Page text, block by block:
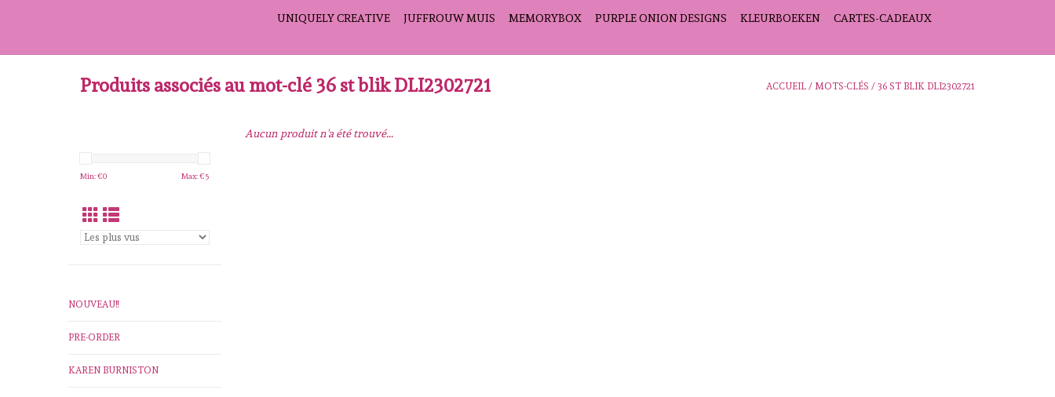
UNIQUELY CREATIVE
JUFFROUW MUIS MEMORYBOX PURPLE ONION DESIGNS KLEURBOEKEN CARTES-CADEAUX
Produits associés au mot-clé 36 st blik DLI2302721 ACCUEIL / MOTS-CLÉS / 36 ST BLIK DLI2302721
Min: €0 Max: €5
NOUVEAU!!
PRE-ORDER
KAREN BURNISTON
Aucun produit n'a été trouvé...